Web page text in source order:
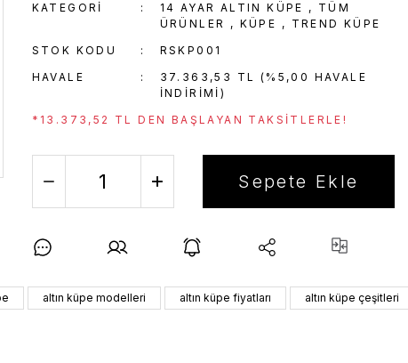
KATEGORI 14 AYAR ALTIN KÜPE , TÜM
ÜRÜNLER
, KÜPE , TREND KÜPE
STOK KODU
RSKP001
HAVALE
37.363,53 TL (%5,00 HAVALE
INDIRIMI)
*13.373,52 TL DEN BAŞLAYAN TAKSITLERLE!
Sepete Ekle
altın küpe modelleri altın küpe fiyatları altın küpe çeşitleri